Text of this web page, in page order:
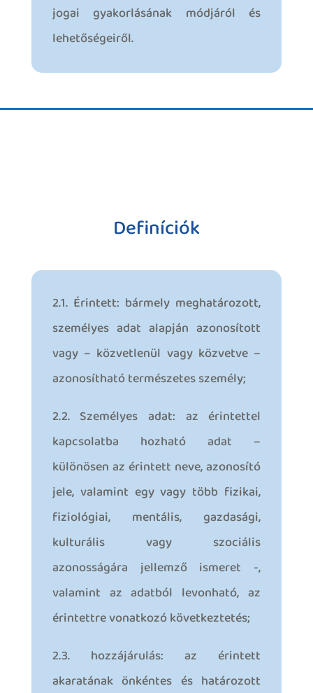
jogai gyakorlásának módjáról és
lehetőségeiről.
Definíciók
2.1. Érintett: bármely meghatározott,
személyes adat alapján azonosított
vagy – közvetlenül vagy közvetve –
azonosítható természetes személy;
2.2. Személyes adat: az érintettel
kapcsolatba hozható adat –
különösen az érintett neve, azonosító
jele, valamint egy vagy több fizikai,
fiziológiai, mentális, gazdasági,
kulturális vagy szociális
azonosságára jellemző ismeret -,
valamint az adatból levonható, az
érintettre vonatkozó következtetés;
2.3. hozzájárulás: az érintett
akaratának önkéntes és határozott